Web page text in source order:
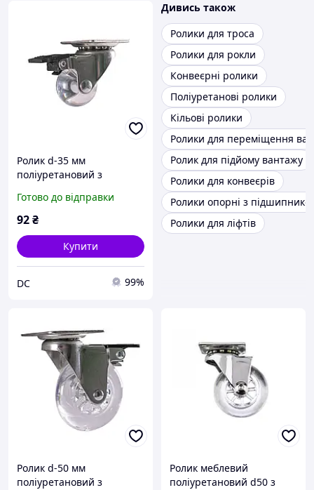
Ролик d-35 мм
поліуретановий з
ДС
Готово до відправки
92₴
Купити
DC 99%
Дивись також
Ролики для троса
Ролики для рокли
Конвеєрні ролики
Поліуретанові ролики
Кільові ролики
Ролики для переміщення
Ролик для підйому вантажу
Ролики для конвеєрів
Ролики опорні з
Ролики для ліфтів
Ролик d-50 мм
поліуретановий з
Ролик меблевий
поліуретановий d50 з